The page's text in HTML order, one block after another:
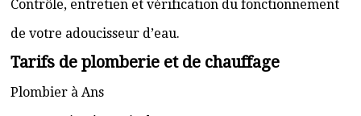
Contrôle, entretien et vérification du fonctionnement
de votre adoucisseur d’eau.
Tarifs de plomberie et de chauffage
Plombier à Ans